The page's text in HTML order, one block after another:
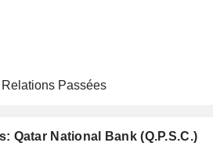
Relations Passées
Qatar National Bank (Q.P.S.C.)